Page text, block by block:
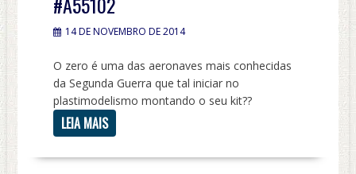
14 DE NOVEMBRO DE 2014
O zero é uma das aeronaves mais conhecidas
da Segunda Guerra que tal iniciar no
plastimodelismo montando o seu kit??
LEIA MAIS